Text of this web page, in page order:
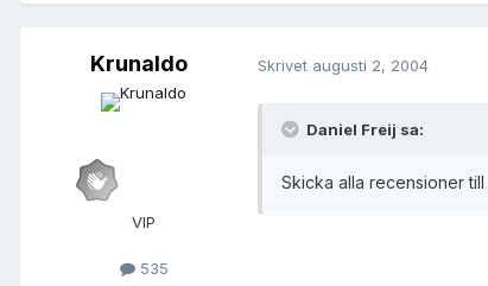
Krunaldo
VIP
535
Skrivet augusti 2, 2004
Daniel Freij sa:
Skicka alla recensioner till